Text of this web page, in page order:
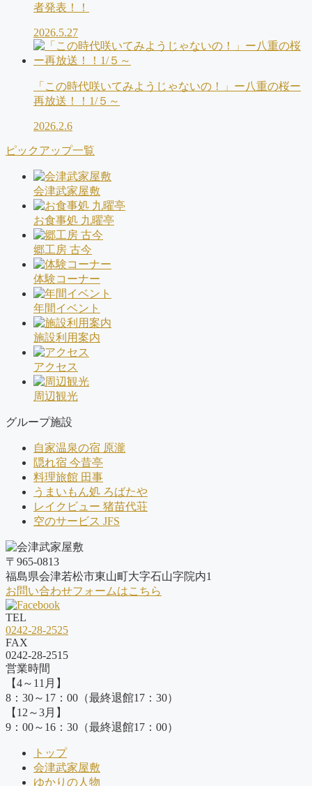
者発表！！
2026.5.27
「この時代咲いてみようじゃないの！」ー八重の桜ー
再放送！！1/５～
2026.2.6
ピックアップ一覧
会津武家屋敷
お食事処 九曜亭
郷工房 古今
体験コーナー
年間イベント
施設利用案内
アクセス
周辺観光
グループ施設
自家温泉の宿 原瀧
隠れ宿 今昔亭
料理旅館 田事
うまいもん処 ろばたや
レイクビュー 猪苗代荘
空のサービス JFS
〒965-0813
福島県会津若松市東山町大字石山字院内1
お問い合わせフォームはこちら
TEL
0242-28-2525
FAX
0242-28-2515
営業時間
【4～11月】
8：30～17：00（最終退館17：30）
【12～3月】
9：00～16：30（最終退館17：00）
トップ
会津武家屋敷
ゆかりの人物